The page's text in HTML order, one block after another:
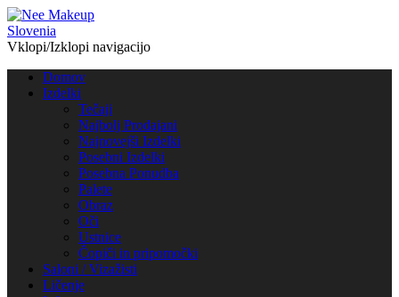
Vklopi/Izklopi navigacijo
Domov
Izdelki
Tečaji
Najbolj Prodajani
Najnovejši Izdelki
Posebni Izdelki
Posebna Ponudba
Palete
Obraz
Oči
Ustnice
Čopiči in pripomočki
Saloni / Vizažisti
Ličenje